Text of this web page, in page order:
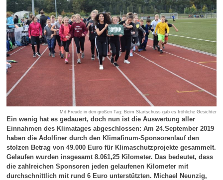
Mit Freude in den großen Tag: Beim Startschuss gab es fröhliche Gesichter
Ein wenig hat es gedauert, doch nun ist die Auswertung aller
Einnahmen des Klimatages abgeschlossen: Am 24.September 2019
haben die Adolfiner durch den Klimafinum-Sponsorenlauf den
stolzen Betrag von 49.000 Euro für Klimaschutzprojekte gesammelt.
Gelaufen wurden insgesamt 8.061,25 Kilometer. Das bedeutet, dass
die zahlreichen Sponsoren jeden gelaufenen Kilometer mit
durchschnittlich mit rund 6 Euro unterstützten. Michael Neunzig,